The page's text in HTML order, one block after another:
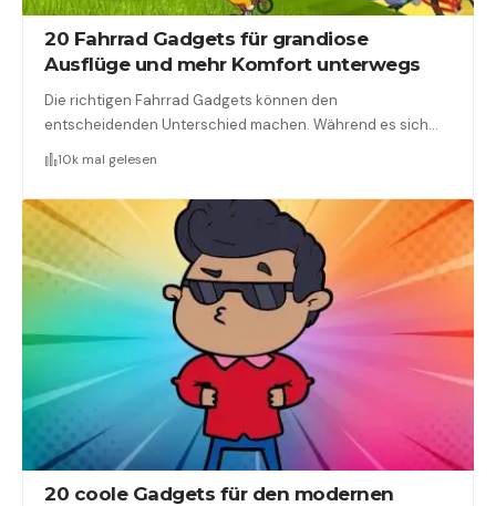
20 Fahrrad Gadgets für grandiose
Ausflüge und mehr Komfort unterwegs
Die richtigen Fahrrad Gadgets können den
entscheidenden Unterschied machen. Während es sich…
10k mal gelesen
20 coole Gadgets für den modernen